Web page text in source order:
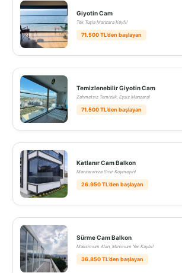
Giyotin Cam
Tek Tuşla Manzara Keyfi!
71.500 TL’den başlayan
Temizlenebilir Giyotin Cam
Zahmetsiz Temizlik, Eşsiz Manzara!
71.500 TL’den başlayan
Katlanır Cam Balkon
Manzaranıza Sınır Koymayın!
26.950 TL’den başlayan
Sürme Cam Balkon
Maksimum Alan, Minimum Yer Kaybı!
36.850 TL’den başlayan